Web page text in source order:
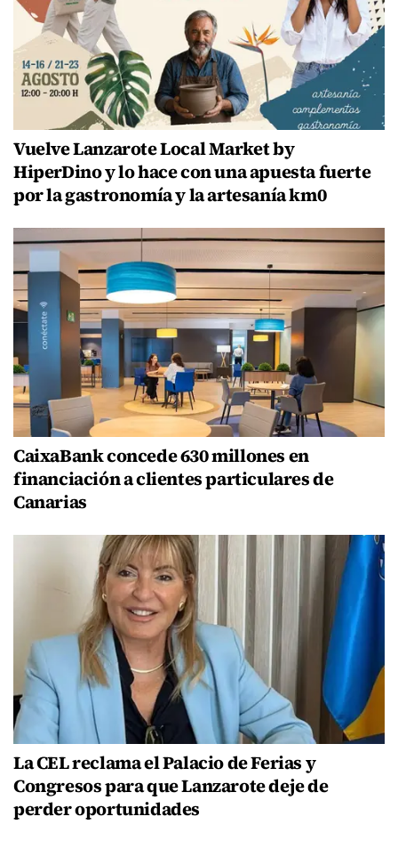
Vuelve Lanzarote Local Market by
HiperDino y lo hace con una apuesta fuerte
por la gastronomía y la artesanía km0
CaixaBank concede 630 millones en
financiación a clientes particulares de
Canarias
La CEL reclama el Palacio de Ferias y
Congresos para que Lanzarote deje de
perder oportunidades